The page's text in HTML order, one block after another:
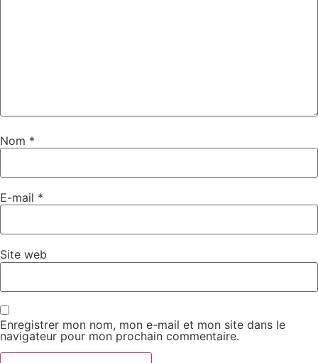
Nom *
E-mail *
Site web
Enregistrer mon nom, mon e-mail et mon site dans le
navigateur pour mon prochain commentaire.